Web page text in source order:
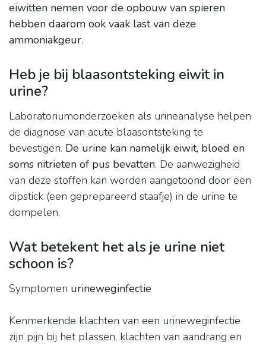
eiwitten nemen voor de opbouw van spieren
hebben daarom ook vaak last van deze
ammoniakgeur.
Heb je bij blaasontsteking eiwit in
urine?
Laboratoriumonderzoeken als urineanalyse helpen
de diagnose van acute blaasontsteking te
bevestigen. De urine kan namelijk eiwit, bloed en
soms nitrieten of pus bevatten. De aanwezigheid
van deze stoffen kan worden aangetoond door een
dipstick (een geprepareerd staafje) in de urine te
dompelen.
Wat betekent het als je urine niet
schoon is?
Symptomen urineweginfectie
Kenmerkende klachten van een urineweginfectie
zijn pijn bij het plassen, klachten van aandrang en